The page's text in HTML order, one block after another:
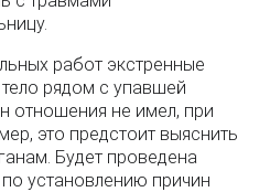
работ экстренные
рядом с упавшей
отношения не имел, при
это предстоит выяснить
Будет проведена
установлению причин